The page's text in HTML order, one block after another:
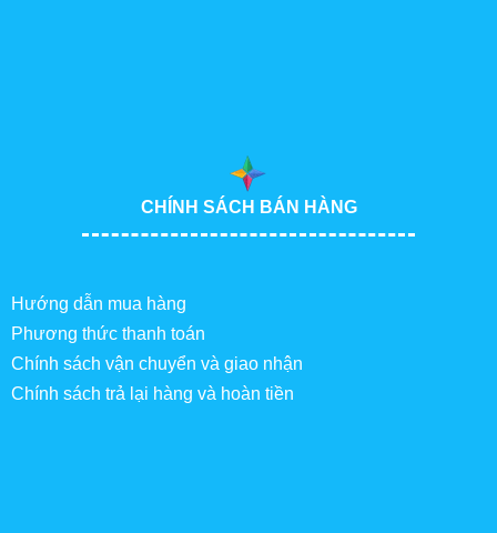
CHÍNH SÁCH BÁN HÀNG
Hướng dẫn mua hàng
Phương thức thanh toán
Chính sách vận chuyển và giao nhận
Chính sách trả lại hàng và hoàn tiền